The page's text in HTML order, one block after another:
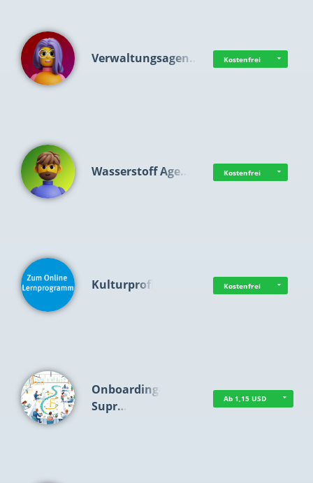
Verwaltungsagen… Kostenfrei
Wasserstoff Age… Kostenfrei
Kulturprofi Kostenfrei
Onboarding-
Supr…
Ab 1,15 USD